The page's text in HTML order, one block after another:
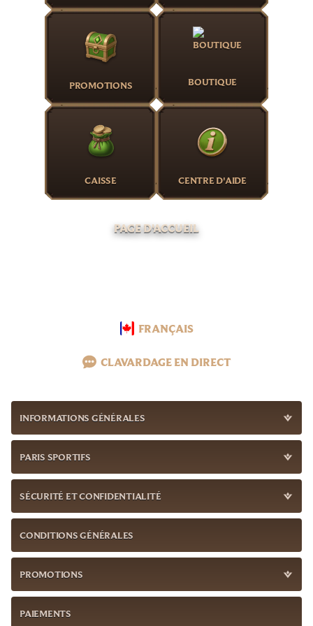
PROMOTIONS BOUTIQUE
CAISSE CENTRE D'AIDE
PAGE D'ACCUEIL
FRANÇAIS
CLAVARDAGE EN DIRECT
INFORMATIONS GÉNÉRALES
PARIS SPORTIFS
SÉCURITÉ ET CONFIDENTIALITÉ
CONDITIONS GÉNÉRALES
PROMOTIONS
PAIEMENTS